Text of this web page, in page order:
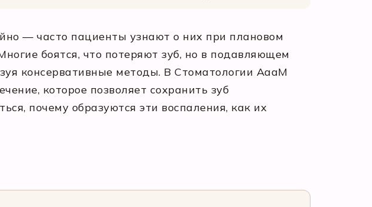
— часто пациенты узнают о них при плановом
боятся, что потеряют зуб, но в подавляющем
консервативные методы. В Стоматологии АааМ
которое позволяет сохранить зуб
почему образуются эти воспаления, как их